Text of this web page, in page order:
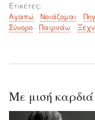
Ετικέτες
Αγαπώ
Νοιάζομαι
Σύνορο
Παιρνάω
Με μισή